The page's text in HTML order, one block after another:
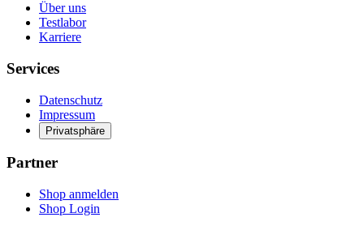
Über uns
Testlabor
Karriere
Services
Datenschutz
Impressum
Privatsphäre
Partner
Shop anmelden
Shop Login